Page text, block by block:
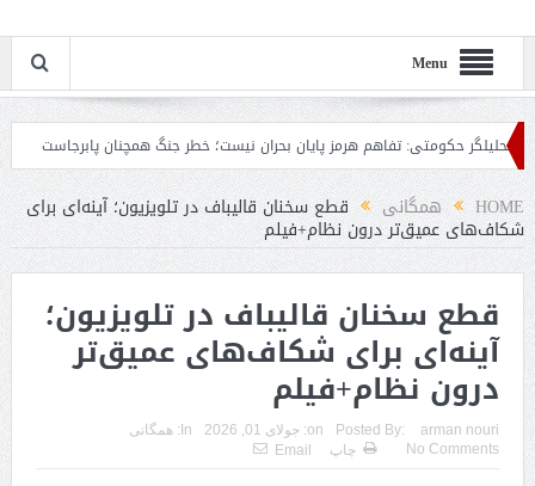
Menu
حکومتی: تفاهم هرمز پایان بحران نیست؛ خطر جنگ همچنان پابرجاست ایران؛
HOME همگانی قطع سخنان قالیباف در تلویزیون؛ آینه‌ای برای
شکاف‌های عمیق‌تر درون نظام+فیلم
قطع سخنان قالیباف در تلویزیون؛
آینه‌ای برای شکاف‌های عمیق‌تر
درون نظام+فیلم
Posted By: arman nouri
on: جولای 01, 2026 In: همگانی
No Comments
چاپ Email